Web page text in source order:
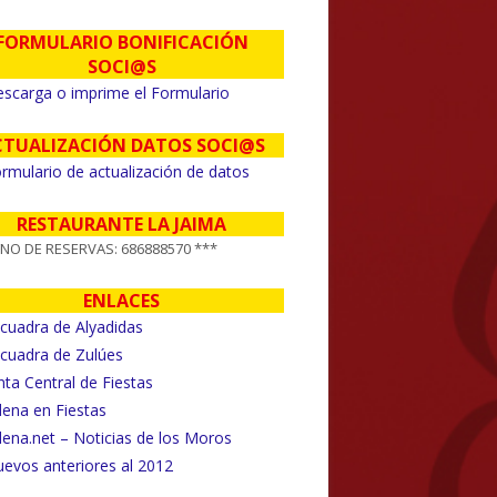
2012
BONIFICACIÓN
SOCI@S
o imprime el Formulario
DATOS SOCI@S
de actualización de datos
RESTAURANTE LA JAIMA
DE RESERVAS: 686888570 ***
ENLACES
de Alyadidas
de Zulúes
Central de Fiestas
en Fiestas
– Noticias de los Moros
anteriores al 2012